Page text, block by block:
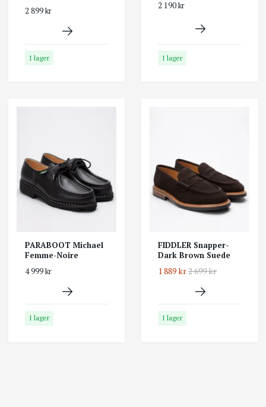
2 899 kr
I lager
2 190 kr
I lager
PARABOOT Michael
Femme-Noire
4 999 kr
I lager
FIDDLER Snapper-
Dark Brown Suede
1 889 kr2 699 kr
I lager